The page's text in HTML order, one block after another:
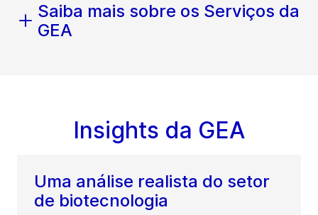
Saiba mais sobre os Serviços da
GEA
Insights da GEA
Uma análise realista do setor
de biotecnologia